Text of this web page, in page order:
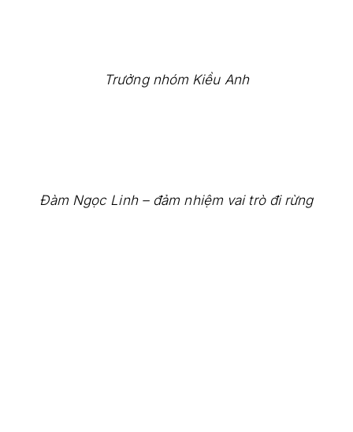
Trưởng nhóm Kiều Anh
Đàm Ngọc Linh – đảm nhiệm vai trò đi rừng